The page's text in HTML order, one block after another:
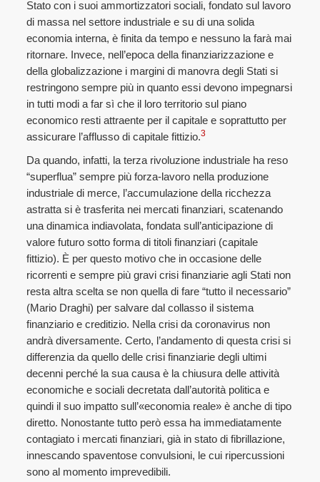
Stato con i suoi ammortizzatori sociali, fondato sul lavoro
di massa nel settore industriale e su di una solida
economia interna, è finita da tempo e nessuno la farà mai
ritornare. Invece, nell’epoca della finanziarizzazione e
della globalizzazione i margini di manovra degli Stati si
restringono sempre più in quanto essi devono impegnarsi
in tutti modi a far sì che il loro territorio sul piano
economico resti attraente per il capitale e soprattutto per
assicurare l’afflusso di capitale fittizio.3
Da quando, infatti, la terza rivoluzione industriale ha reso
“superflua” sempre più forza-lavoro nella produzione
industriale di merce, l’accumulazione della ricchezza
astratta si è trasferita nei mercati finanziari, scatenando
una dinamica indiavolata, fondata sull’anticipazione di
valore futuro sotto forma di titoli finanziari (capitale
fittizio). È per questo motivo che in occasione delle
ricorrenti e sempre più gravi crisi finanziarie agli Stati non
resta altra scelta se non quella di fare “tutto il necessario”
(Mario Draghi) per salvare dal collasso il sistema
finanziario e creditizio. Nella crisi da coronavirus non
andrà diversamente. Certo, l’andamento di questa crisi si
differenzia da quello delle crisi finanziarie degli ultimi
decenni perché la sua causa è la chiusura delle attività
economiche e sociali decretata dall’autorità politica e
quindi il suo impatto sull’«economia reale» è anche di tipo
diretto. Nonostante tutto però essa ha immediatamente
contagiato i mercati finanziari, già in stato di fibrillazione,
innescando spaventose convulsioni, le cui ripercussioni
sono al momento imprevedibili.